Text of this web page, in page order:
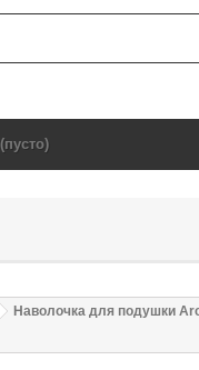
(пусто)
Наволочка для подушки